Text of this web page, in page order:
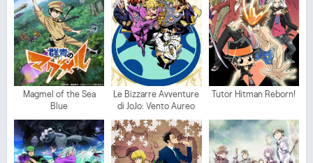
Magmel of the Sea
Blue
Le Bizzarre Avventure
di JoJo: Vento Aureo
Tutor Hitman Reborn!